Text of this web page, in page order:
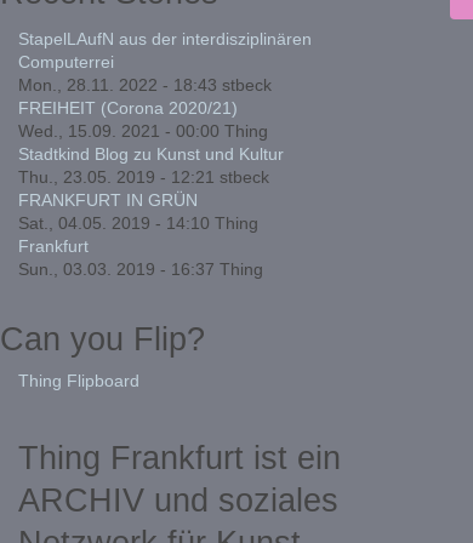
StapelLAufN aus der interdisziplinären
Computerrei
Mon., 28.11. 2022 - 18:43 stbeck
FREIHEIT (Corona 2020/21)
Wed., 15.09. 2021 - 00:00 Thing
Stadtkind Blog zu Kunst und Kultur
Thu., 23.05. 2019 - 12:21 stbeck
FRANKFURT IN GRÜN
Sat., 04.05. 2019 - 14:10 Thing
Frankfurt
Sun., 03.03. 2019 - 16:37 Thing
Can you Flip?
Thing Flipboard
Thing Frankfurt ist ein
ARCHIV und soziales